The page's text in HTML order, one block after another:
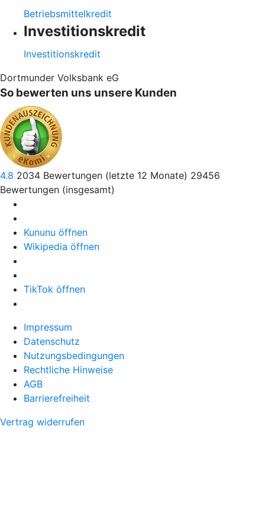
Betriebsmittelkredit
Investitionskredit
Investitionskredit
Dortmunder Volksbank eG
So bewerten uns unsere Kunden
4.8 2034 Bewertungen (letzte 12 Monate) 29456
Bewertungen (insgesamt)
Kununu öffnen
Wikipedia öffnen
TikTok öffnen
Impressum
Datenschutz
Nutzungsbedingungen
Rechtliche Hinweise
AGB
Barrierefreiheit
Vertrag widerrufen